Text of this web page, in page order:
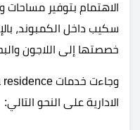
الاهتمام بتوفير مساحات
سكيب داخل الكمبوند،
خصصتها إلى اللاجون
الادارية على النحو التالي: